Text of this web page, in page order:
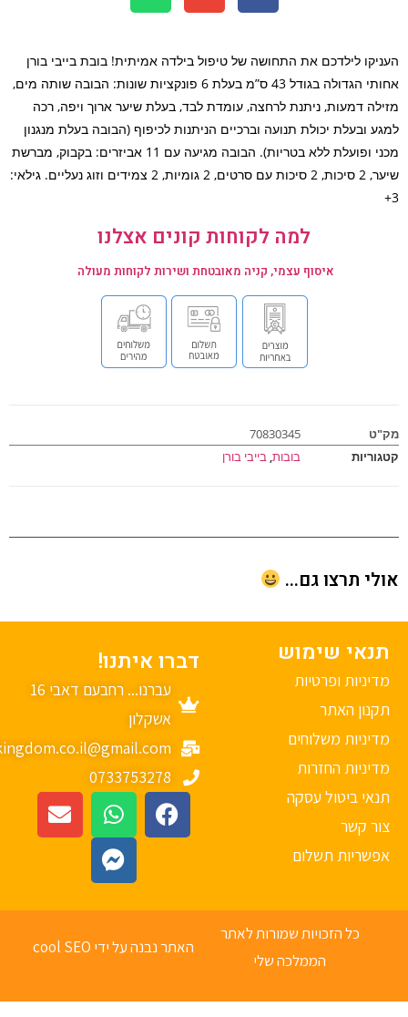
לילדכם את התחושה של טיפול בילדה אמיתית! בובת בייבי בורן
אחותי הגדולה בגודל 43 ס”מ בעלת 6 פונקציות שונות: הבובה שותה מים,
דמעות, ניתנת לרחצה, עומדת לבד, בעלת שיער ארוך ויפה, רכה
ובעלת יכולת תנועה וברכיים הניתנות לכיפוף (הבובה בעלת מנגנון
מכני ופועלת ללא בטריות). הבובה מגיעה עם 11 אביזרים: בקבוק, מברשת
שיער, 2 סיכות, 2 סיכות עם סרטים, 2 גומיות, 2 צמידים וזוג נעליים. גילאי:
למה לקוחות קונים אצלנו
איסוף עצמי, קניה מאובטחת ושירות לקוחות מעולה
70830345
בובות,בייבי בורן
תרצו גם...
שימוש
ופרטיות
האתר
משלוחים
החזרות
ביטול עסקה
קשר
תשלום
דברו איתנו!
עברנו... רחבעם דאבי 16
אשקלון
mykingdom.co.il@gmail.com
0733753278
כל הזכויות שמורות לאתר
הממלכה שלי
האתר נבנה על ידי cool SEO